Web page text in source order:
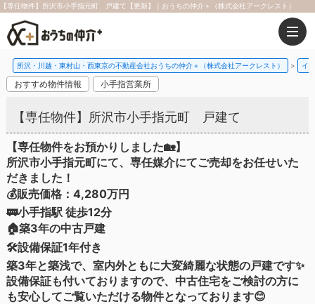
【専任物件】所沢市小手指元町 戸建て【更新】｜おうちの仲介＋（株式会社アークレスト）
所沢・川越・東村山・西東京の不動産会社おうちの仲介＋（株式会社アークレスト） イ
おすすめ物件情報 小手指営業所
【専任物件】所沢市小手指元町 戸建て
【専任物件をお預かりしました🏡】
所沢市小手指元町にて、専任媒介にてご売却をお任せいた
だきました！
💰販売価格：4,280万円
🚃小手指駅 徒歩12分
🏠築3年の中古戸建
🛠設備保証1年付き
築3年と築浅で、室内外ともに大変綺麗な状態の戸建です✨
設備保証も付いておりますので、中古住宅をご検討の方に
も安心してご覧いただける物件となっております😊